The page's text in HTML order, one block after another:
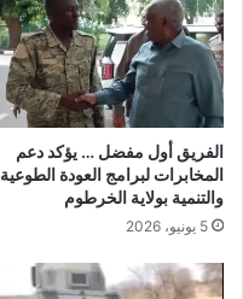
الفريق أول مفضل … يؤكد دعم
المخابرات لبرامج العودة الطوعية
والتنمية بولاية الخرطوم
5 يونيو، 2026